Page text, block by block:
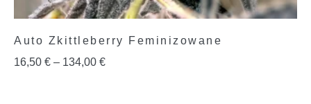
Auto Zkittleberry Feminizowane
16,50 € – 134,00 €